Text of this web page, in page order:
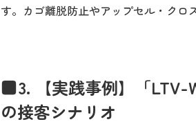
す。カゴ離脱防止やアップセル・クロ
3. 【実践事例】「LTV-
の接客シナリオ